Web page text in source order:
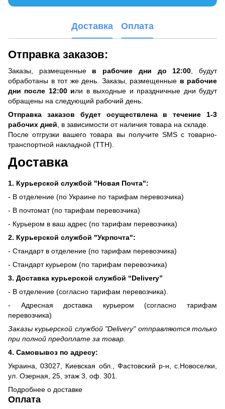
Доставка Оплата
Отправка заказов:
Заказы, размещенные в рабочие дни до 12:00 , будут
обработаны в тот же день. Заказы, размещенные в рабочие
дни после 12:00 или в выходные и праздничные дни будут
обращены на следующий рабочий день.
Отправка заказов будет осуществлена ​​в течение 1-3
рабочих дней , в зависимости от наличия товара на складе.
После отгрузки вашего товара вы получите SMS с товарно-
транспортной накладной (ТТН).
Доставка
1. Курьерской службой "Новая Почта":
- В отделение (по Украине по тарифам перевозчика)
- В почтомат (по тарифам перевозчика)
- Курьером в ваш адрес (по тарифам перевозчика)
2. Курьерской службой "Укрпочта":
- Стандарт в отделение (по тарифам перевозчика)
- Стандарт курьером (по тарифам перевозчика)
3. Доставка курьерской службой “Delivery”
- В отделение (согласно тарифам перевозчика).
- Адресная доставка курьером (согласно тарифам
перевозчика)
Заказы курьерской службой "Delivery" отправляются только
при полной предоплате за товар.
4. Самовывоз по адресу:
Украина, 03027, Киевская обл., Фастовский р-н, с.Новоселки,
ул. Озерная, 25, этаж 3, оф. 301.
Подробнее о доставке
Оплата